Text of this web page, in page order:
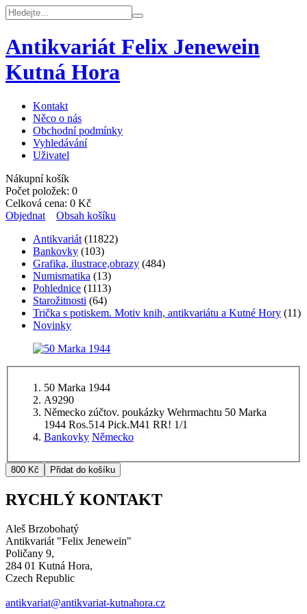
Antikvariát Felix Jenewein
Kutná Hora
Kontakt
Něco o nás
Obchodní podmínky
Vyhledávání
Uživatel
Nákupní košík
Počet položek: 0
Celková cena: 0 Kč
Objednat
Obsah košíku
Antikvariát (11822)
Bankovky (103)
Grafika, ilustrace,obrazy (484)
Numismatika (13)
Pohlednice (1113)
Starožitnosti (64)
Trička s potiskem. Motiv knih, antikvariátu a Kutné Hory (11)
Novinky
50 Marka 1944
A9290
Německo zúčtov. poukázky Wehrmachtu 50 Marka
1944 Ros.514 Pick.M41 RR! 1/1
Bankovky Německo
RYCHLÝ KONTAKT
Aleš Brzobohatý
Antikvariát "Felix Jenewein"
Poličany 9,
284 01 Kutná Hora,
Czech Republic
antikvariat@antikvariat-kutnahora.cz